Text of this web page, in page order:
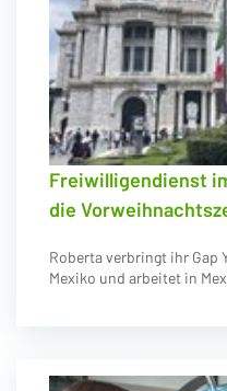
Freiwilligendienst
die
Roberta verbringt ihr Gap
Mexiko und arbeitet in